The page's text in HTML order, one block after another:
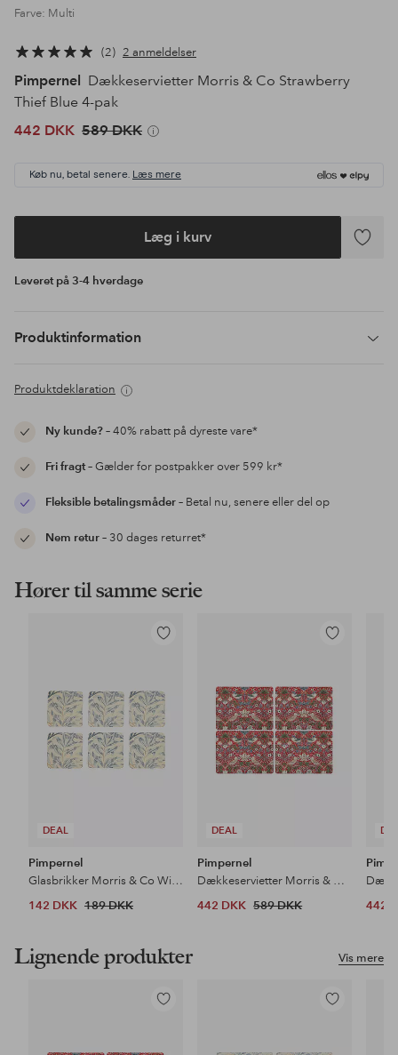
Farve: Multi
2 2 anmeldelser
Pimpernel
Dækkeservietter Morris & Co Strawberry
Thief Blue 4-pak
442 DKK 589 DKK
Køb nu, betal senere. Læs mere
Læg i kurv
Tilføj
Leveret på 3-4 hverdage
Produktinformation
Produktdeklaration
Ny kunde?– 40% rabatt på dyreste vare*
Fri fragt– Gælder for postpakker over 599 kr*
Fleksible betalingsmåder– Betal nu, senere eller del op
Nem retur– 30 dages returret*
Hører til samme serie
DEAL
Tilføj
Pimpernel
Glasbrikker Morris & Co Willow Bough Blue 6-pak
142 DKK 189 DKK
DEAL
Tilføj
Pimpernel
Dækkeservietter Morris & Co Strawberry Thief Red 4-pak
442 DKK 589 DKK 442
Vis mere
Lignende produkter
Tilføj
Tilføj